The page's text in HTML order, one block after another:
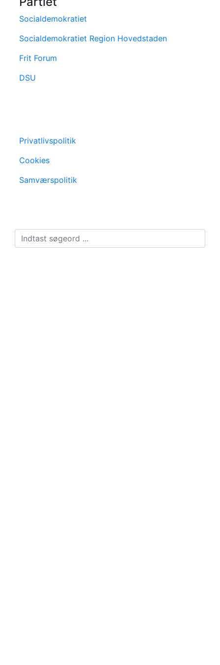
Socialdemokratiet
Socialdemokratiet Region Hovedstaden
Frit Forum
DSU
Privatlivspolitik
Cookies
Samværspolitik